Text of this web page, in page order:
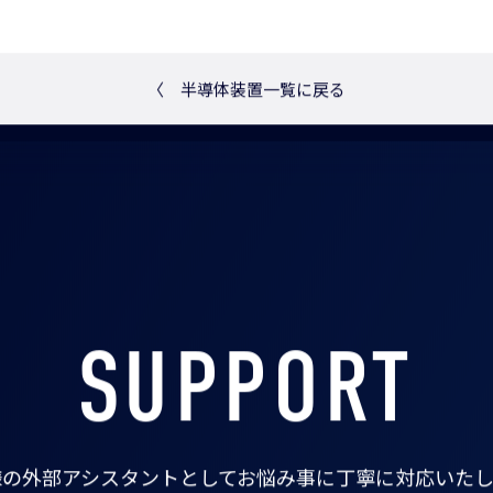
〈 半導体装置一覧に戻る
SUPPORT
外部アシスタントとしてお悩み事に丁寧に対応いた